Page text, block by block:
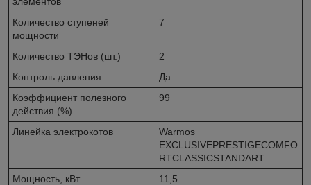
Количество ступеней
мощности
7
Количество ТЭНов (шт.)
2
Контроль давления
Да
Коэффициент полезного
действия (%)
99
Линейка электрокотов
Warmos
EXCLUSIVEPRESTIGECOMFO
RTCLASSICSTANDART
Мощность, кВт
11,5